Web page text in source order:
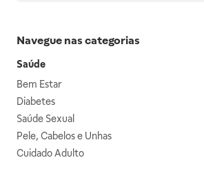
Navegue nas categorias
Saúde
Bem Estar
Diabetes
Saúde Sexual
Pele, Cabelos e Unhas
Cuidado Adulto